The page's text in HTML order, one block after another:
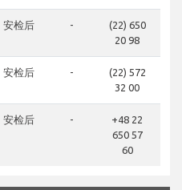
安检后 -
(22) 650
20 98
安检后 -
(22) 572
32 00
安检后 -
+48 22
650 57
60